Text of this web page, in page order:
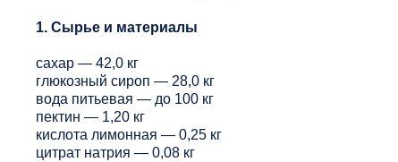
1. Сырье и материалы
сахар — 42,0 кг
глюкозный сироп — 28,0 кг
вода питьевая — до 100 кг
пектин — 1,20 кг
кислота лимонная — 0,25 кг
цитрат натрия — 0,08 кг